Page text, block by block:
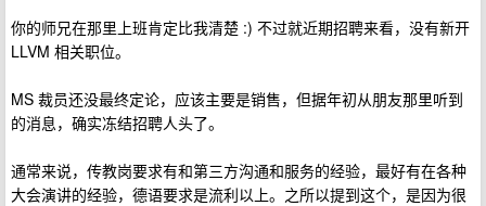
你的师兄在那里上班肯定比我清楚 :) 不过就近期招聘来看，没有新开
LLVM 相关职位。
MS 裁员还没最终定论，应该主要是销售，但据年初从朋友那里听到
的消息，确实冻结招聘人头了。
通常来说，传教岗要求有和第三方沟通和服务的经验，最好有在各种
大会演讲的经验，德语要求是流利以上。之所以提到这个，是因为很